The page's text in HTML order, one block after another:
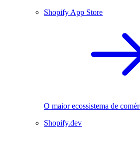
Shopify App Store
O maior ecossistema de
Shopify.dev